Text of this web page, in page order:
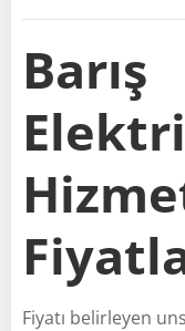
Barış
Fiyatı belirleyen